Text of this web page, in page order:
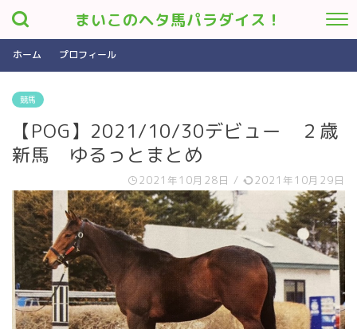
まいこのヘタ馬パラダイス！
ホーム プロフィール
競馬
【POG】2021/10/30デビュー ２歳
新馬 ゆるっとまとめ
2021年10月28日 / 2021年10月29日